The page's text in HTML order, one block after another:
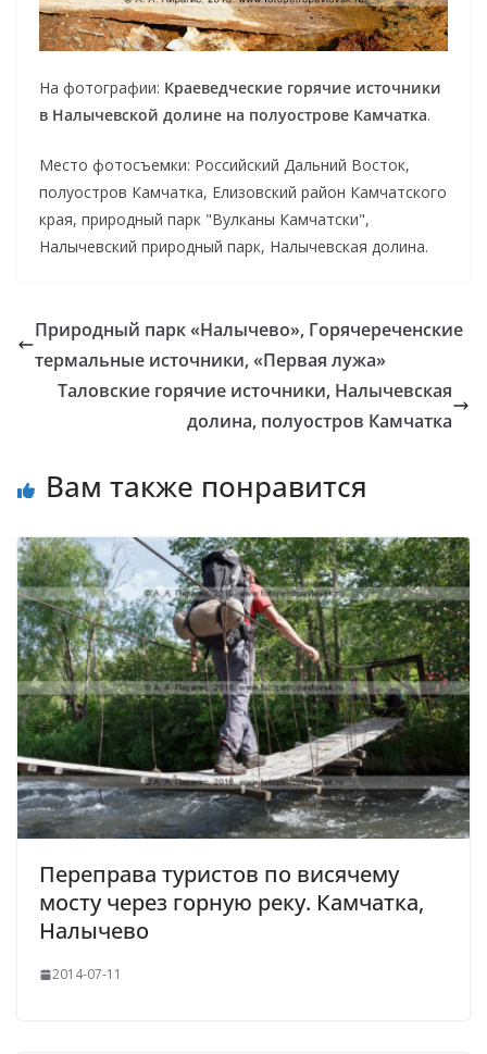
На фотографии: Краеведческие горячие источники
в Налычевской долине на полуострове Камчатка.
Место фотосъемки: Российский Дальний Восток,
полуостров Камчатка, Елизовский район Камчатского
края, природный парк "Вулканы Камчатски",
Налычевский природный парк, Налычевская долина.
Природный парк «Налычево», Горячереченские
термальные источники, «Первая лужа»
Таловские горячие источники, Налычевская
долина, полуостров Камчатка
Вам также понравится
Переправа туристов по висячему
мосту через горную реку. Камчатка,
Налычево
2014-07-11